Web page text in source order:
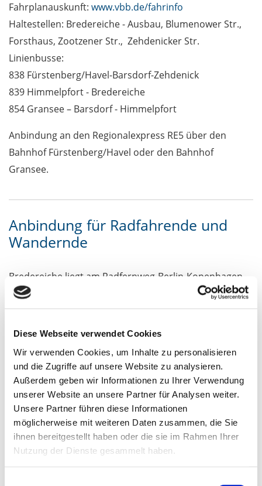
Diese Webseite verwendet Cookies
Wir verwenden Cookies, um Inhalte zu personalisieren
und die Zugriffe auf unsere Website zu analysieren.
Außerdem geben wir Informationen zu Ihrer Verwendung
unserer Website an unsere Partner für Analysen weiter.
Unsere Partner führen diese Informationen
möglicherweise mit weiteren Daten zusammen, die Sie
ihnen bereitgestellt haben oder die sie im Rahmen Ihrer
Nutzung der Dienste gesammelt haben.
Fahrplanauskunft: www.vbb.de/fahrinfo
Haltestellen: Bredereiche - Ausbau, Blumenower Str.,
Forsthaus, Zootzener Str., Zehdenicker Str.
Linienbusse:
838 Fürstenberg/Havel-Barsdorf-Zehdenick
839 Himmelpfort - Bredereiche
854 Gransee – Barsdorf - Himmelpfort
Anbindung an den Regionalexpress RE5 über den
Bahnhof Fürstenberg/Havel oder den Bahnhof
Gransee.
Anbindung für Radfahrende und
Wandernde
Bredereiche liegt am Radfernweg-Berlin-Kopenhagen
und an der „Deutschen Tonstraße“, einem 250 km
langen Rundkurs durch den Norden Brandenburgs,
der Sie an die Wirtschaftsorte der Tonindustrie des 18.
Freizeitangebote
Sport, Spiel und Spaß am Havelstrand
Wasserwandern und Kahnpartien auf der Havel z.B.
in Richtung und Stolpsee
Ausflüge und Wanderungen in die Wälder und